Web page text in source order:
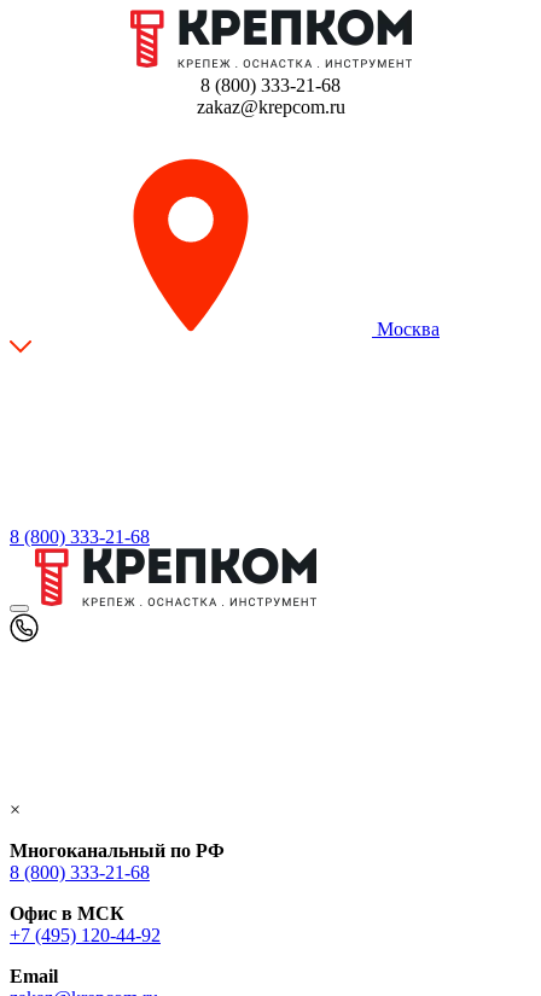
8 (800) 333-21-68
zakaz@krepcom.ru
Москва
8 (800) 333-21-68
×
Многоканальный по РФ
8 (800) 333‑21-68
Офис в МСК
+7 (495) 120-44-92
Email